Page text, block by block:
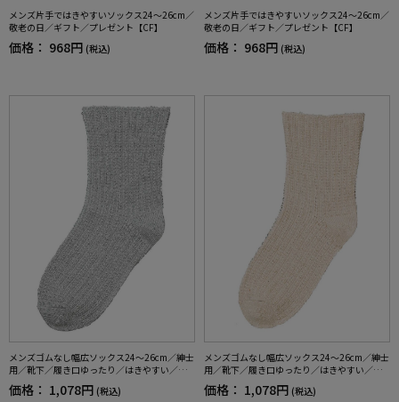
メンズ片手ではきやすいソックス24～26cm／
敬老の日／ギフト／プレゼント【CF】
価格： 968円 (税込)
メンズ片手ではきやすいソックス24～26cm／
敬老の日／ギフト／プレゼント【CF】
価格： 968円 (税込)
メンズゴムなし幅広ソックス24～26cm／紳士
用／靴下／履き口ゆったり／はきやすい／介
護／シルク混／日本製／敬老の日／ギフト／
プレゼント【CF】
価格： 1,078円 (税込)
メンズゴムなし幅広ソックス24～26cm／紳士
用／靴下／履き口ゆったり／はきやすい／介
護／シルク混／日本製／敬老の日／ギフト／
プレゼント【CF】
価格： 1,078円 (税込)